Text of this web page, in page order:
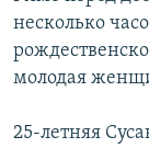
Все сайты
несколько
молодая
25-летняя